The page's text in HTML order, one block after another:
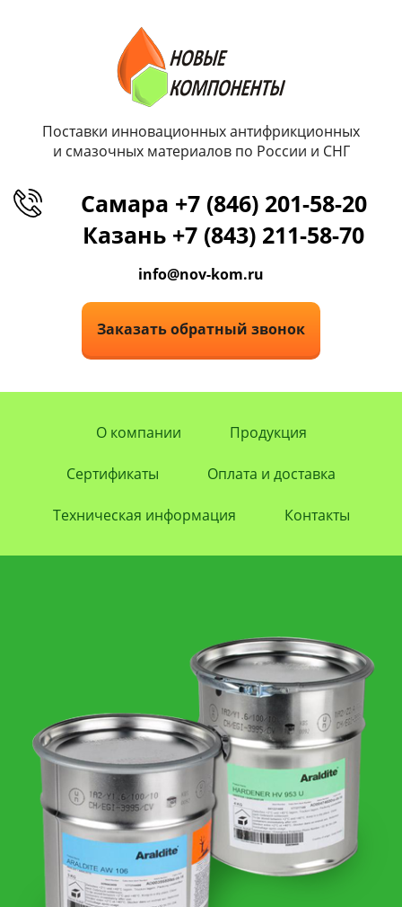
Поставки инновационных антифрикционных
и смазочных материалов по России и СНГ
Самара +7 (846) 201-58-20
Казань +7 (843) 211-58-70
info@nov-kom.ru
Заказать обратный звонок
О компании Продукция
Сертификаты Оплата и доставка
Техническая информация Контакты